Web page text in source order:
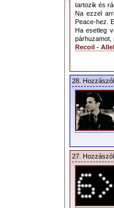
tartozik és
Na ezzel
Peace-hez.
Ha esetleg
párhuzamot,
Recoil -
28.
27.